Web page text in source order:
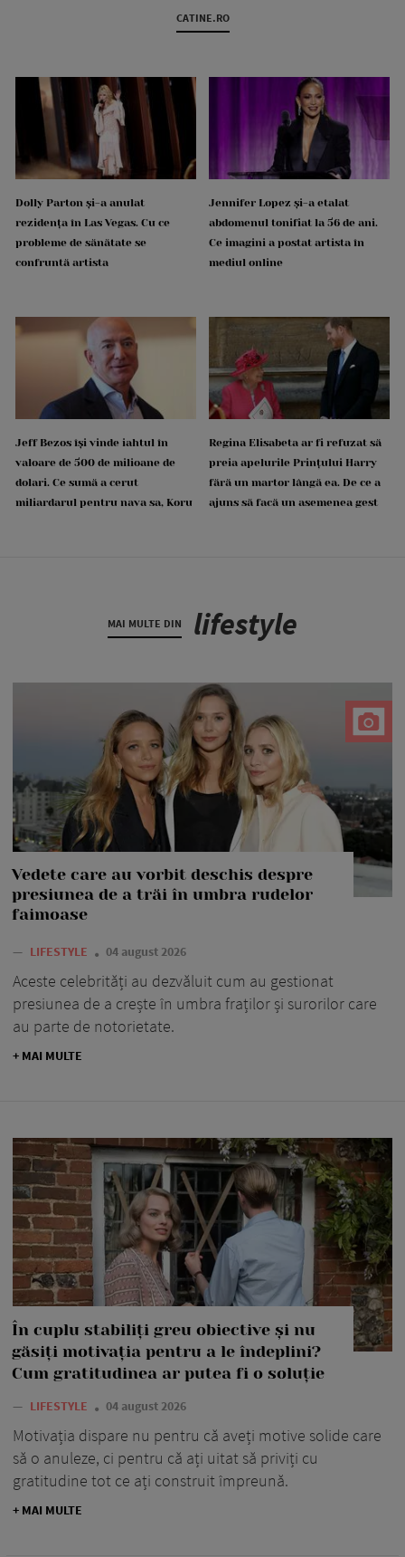
CATINE.RO
Dolly Parton și-a anulat
rezidența în Las Vegas. Cu ce
probleme de sănătate se
confruntă artista
Jennifer Lopez și-a etalat
abdomenul tonifiat la 56 de ani.
Ce imagini a postat artista în
mediul online
Jeff Bezos își vinde iahtul în
valoare de 500 de milioane de
dolari. Ce sumă a cerut
miliardarul pentru nava sa, Koru
Regina Elisabeta ar fi refuzat să
preia apelurile Prințului Harry
fără un martor lângă ea. De ce a
ajuns să facă un asemenea gest
MAI MULTE DIN lifestyle
Vedete care au vorbit deschis despre
presiunea de a trăi în umbra rudelor
faimoase
— LIFESTYLE 04 august 2026
Aceste celebrități au dezvăluit cum au gestionat
presiunea de a crește în umbra fraților și surorilor care
au parte de notorietate.
+ MAI MULTE
În cuplu stabiliți greu obiective și nu
găsiți motivația pentru a le îndeplini?
Cum gratitudinea ar putea fi o soluție
— LIFESTYLE 04 august 2026
Motivația dispare nu pentru că aveți motive solide care
să o anuleze, ci pentru că ați uitat să priviți cu
gratitudine tot ce ați construit împreună.
+ MAI MULTE